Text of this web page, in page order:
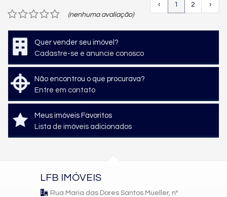
‹ 1 2
›
(nenhuma avaliação)
Quer vender seu imóvel?
Cadastre-se e anuncie conosco
Não encontrou o que procurava?
Entre em contato
Meus imóveis Favoritos
Lista de imóveis adicionados
LFB IMÓVEIS
Rua Maria das Dores Santos Mueller, nº